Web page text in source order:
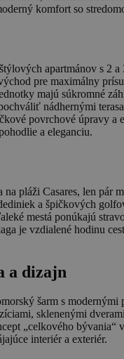
komfort so
apartmánov s 2 a
pre maximálny
majú súkromné
nádhernými
povrchové úpravy a
a eleganciu.
na pláži Casares, len pár
a špičkových
mestá ponúkajú
je vzdialené hodinu
a dizajn
šarm s
sklenenými
„celkového bývania“
interiér a exteriér.